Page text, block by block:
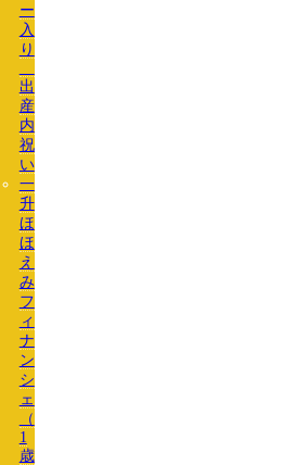
ー
入
り
出
産
内
祝
い
一
升
ほ
ほ
え
み
フ
ィ
ナ
ン
シ
ェ
（
1
歳